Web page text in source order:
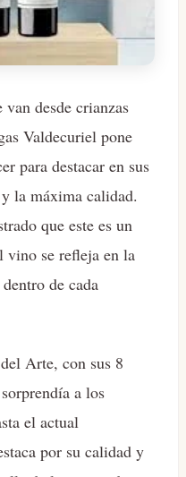
desde crianzas
Valdecuriel pone
para destacar en sus
la máxima calidad.
que este es un
vino se refleja en la
de cada
Arte, con sus 8
a los
el actual
por su calidad y